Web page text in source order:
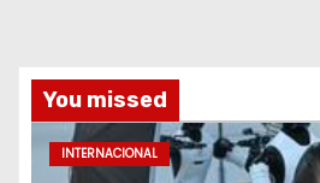
You missed
INTERNACIONAL